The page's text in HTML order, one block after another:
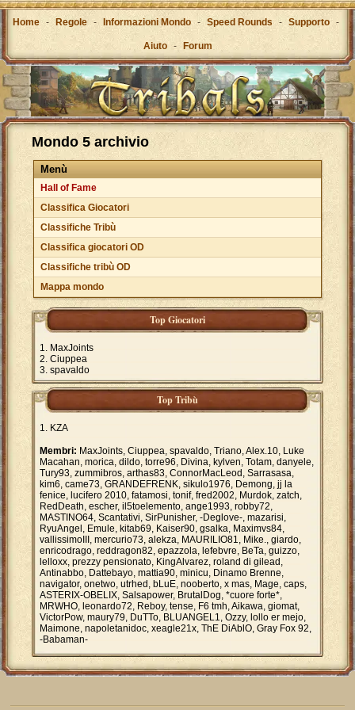
Home - Regole - Informazioni Mondo - Speed Rounds - Supporto -
Aiuto - Forum
Mondo 5 archivio
Menù
Hall of Fame
Classifica Giocatori
Classifiche Tribù
Classifica giocatori OD
Classifiche tribù OD
Mappa mondo
Top Giocatori
MaxJoints
Ciuppea
spavaldo
Top Tribù
KZA
Membri: MaxJoints, Ciuppea, spavaldo, Triano, Alex.10, Luke
Macahan, morica, dildo, torre96, Divina, kylven, Totam, danyele,
Tury93, zummibros, arthas83, ConnorMacLeod, Sarrasasa,
kim6, came73, GRANDEFRENK, sikulo1976, Demong, jj la
fenice, lucifero 2010, fatamosi, tonif, fred2002, Murdok, zatch,
RedDeath, escher, il5toelemento, ange1993, robby72,
MASTINO64, Scantativi, SirPunisher, -Deglove-, mazarisi,
RyuAngel, Emule, kitab69, Kaiser90, gsalka, Maximvs84,
vallissimoIII, mercurio73, alekza, MAURILIO81, Mike., giardo,
enricodrago, reddragon82, epazzola, lefebvre, BeTa, guizzo,
lelloxx, prezzy pensionato, KingAlvarez, roland di gilead,
Antinabbo, Dattebayo, mattia90, minicu, Dinamo Brenne,
navigator, onetwo, utrhed, bLuE, nooberto, x mas, Mage, caps,
ASTERIX-OBELIX, Salsapower, BrutalDog, *cuore forte*,
MRWHO, leonardo72, Reboy, tense, F6 tmh, Aikawa, giomat,
VictorPow, maury79, DuTTo, BLUANGEL1, Ozzy, lollo er mejo,
Maimone, napoletanidoc, xeagle21x, ThE DiAblO, Gray Fox 92,
-Babaman-